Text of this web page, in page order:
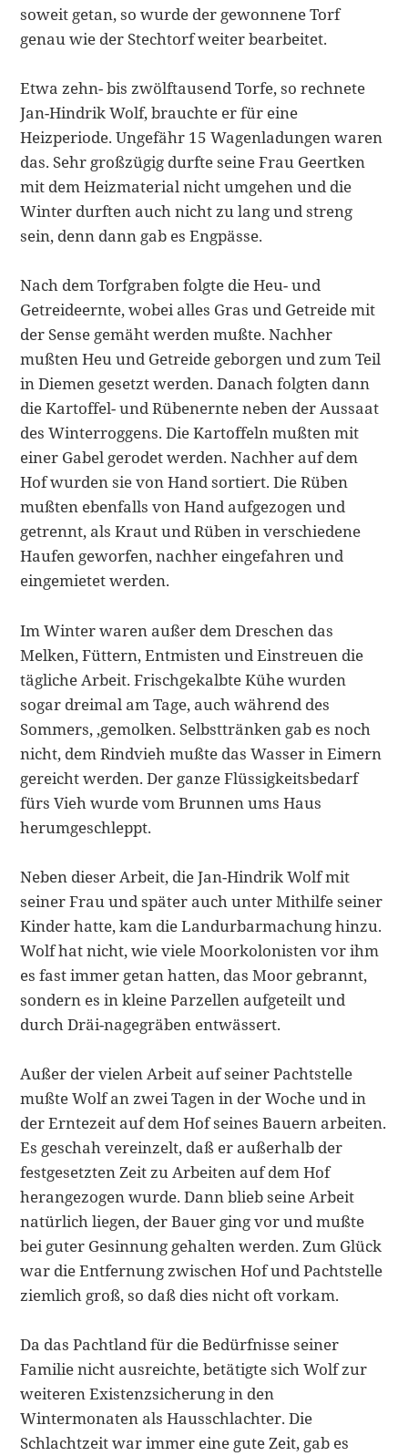
soweit getan, so wurde der gewonnene Torf
genau wie der Stechtorf weiter bearbeitet.
Etwa zehn- bis zwölftausend Torfe, so rechnete
Jan-Hindrik Wolf, brauchte er für eine
Heizperiode. Ungefähr 15 Wagenladungen waren
das. Sehr groß­zügig durfte seine Frau Geertken
mit dem Heizmaterial nicht umgehen und die
Winter durften auch nicht zu lang und streng
sein, denn dann gab es Engpässe.
Nach dem Torfgraben folgte die Heu- und
Getreideernte, wobei alles Gras und Getreide mit
der Sense gemäht werden mußte. Nachher
mußten Heu und Getreide geborgen und zum Teil
in Diemen gesetzt werden. Danach folgten dann
die Kartoffel- und Rübenernte neben der Aussaat
des Winter­roggens. Die Kartoffeln mußten mit
einer Gabel gerodet werden. Nachher auf dem
Hof wurden sie von Hand sortiert. Die Rüben
mußten ebenfalls von Hand aufgezogen und
getrennt, als Kraut und Rüben in verschiedene
Haufen geworfen, nachher eingefahren und
eingemietet werden.
Im Winter waren außer dem Dreschen das
Melken, Füttern, Entmisten und Einstreuen die
tägliche Arbeit. Frischgekalbte Kühe wurden
sogar dreimal am Tage, auch während des
Sommers, ‚gemolken. Selbsttränken gab es noch
nicht, dem Rindvieh mußte das Wasser in Eimern
gereicht werden. Der ganze Flüssigkeitsbedarf
fürs Vieh wurde vom Brunnen ums Haus
herumge­schleppt.
Neben dieser Arbeit, die Jan-Hindrik Wolf mit
seiner Frau und später auch unter Mithilfe seiner
Kinder hatte, kam die Landurbarmachung hinzu.
Wolf hat nicht, wie viele Moorkolonisten vor ihm
es fast immer getan hatten, das Moor gebrannt,
sondern es in kleine Parzellen aufgeteilt und
durch Dräi-nagegräben entwässert.
Außer der vielen Arbeit auf seiner Pachtstelle
mußte Wolf an zwei Tagen in der Woche und in
der Erntezeit auf dem Hof seines Bauern arbeiten.
Es ge­schah vereinzelt, daß er außerhalb der
festgesetzten Zeit zu Arbeiten auf dem Hof
herangezogen wurde. Dann blieb seine Arbeit
natürlich liegen, der Bauer ging vor und mußte
bei guter Gesinnung gehalten werden. Zum Glück
war die Entfernung zwischen Hof und Pachtstelle
ziemlich groß, so daß dies nicht oft vorkam.
Da das Pachtland für die Bedürfnisse seiner
Familie nicht ausreichte, betä­tigte sich Wolf zur
weiteren Existenzsicherung in den
Wintermonaten als Hausschlachter. Die
Schlachtzeit war immer eine gute Zeit, gab es